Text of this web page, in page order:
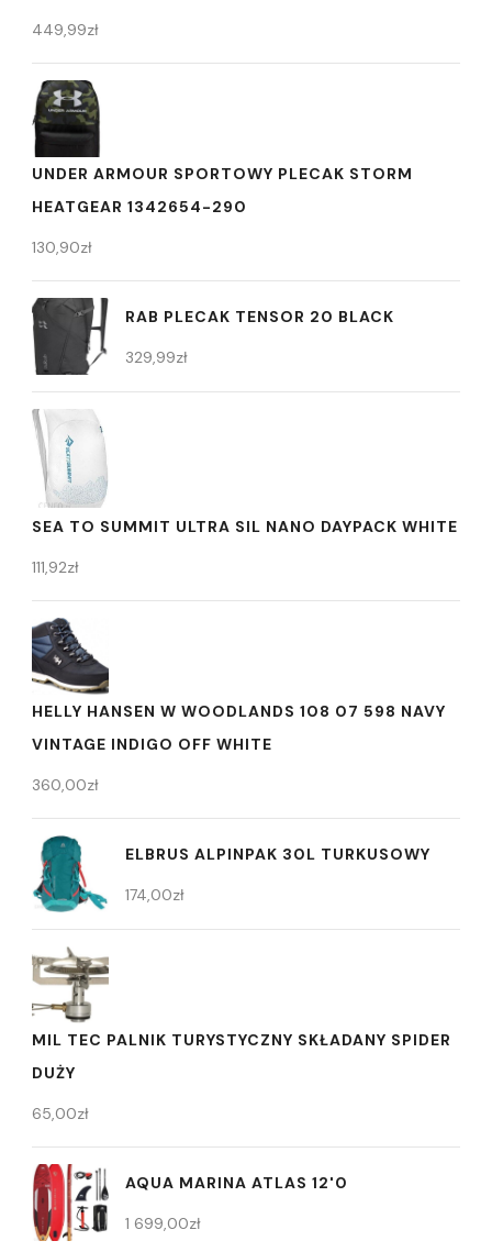
449,99zł
UNDER ARMOUR SPORTOWY PLECAK STORM
HEATGEAR 1342654-290
130,90zł
RAB PLECAK TENSOR 20 BLACK
329,99zł
SEA TO SUMMIT ULTRA SIL NANO DAYPACK WHITE
111,92zł
HELLY HANSEN W WOODLANDS 108 07 598 NAVY
VINTAGE INDIGO OFF WHITE
360,00zł
ELBRUS ALPINPAK 30L TURKUSOWY
174,00zł
MIL TEC PALNIK TURYSTYCZNY SKŁADANY SPIDER
DUŻY
65,00zł
AQUA MARINA ATLAS 12'0
1 699,00zł